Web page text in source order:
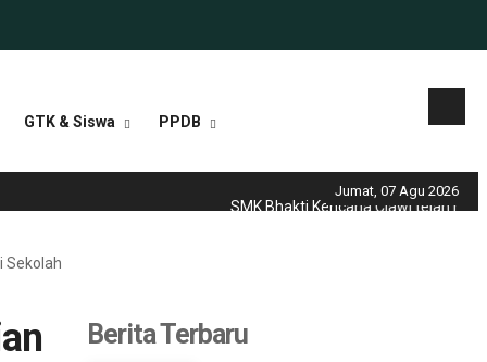
GTK & Siswa PPDB
Jumat, 07 Agu 2026
SMK Bhakti Kencana Ciawi telah
Sekolah
Berita Terbaru